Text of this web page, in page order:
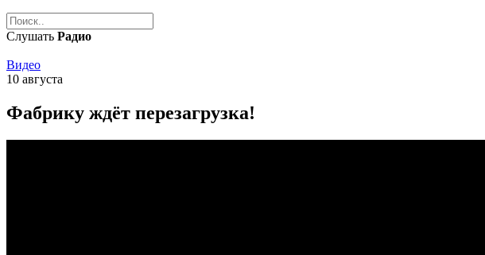
Слушать Радио
Видео
10 августа
Фабрику ждёт перезагрузка!